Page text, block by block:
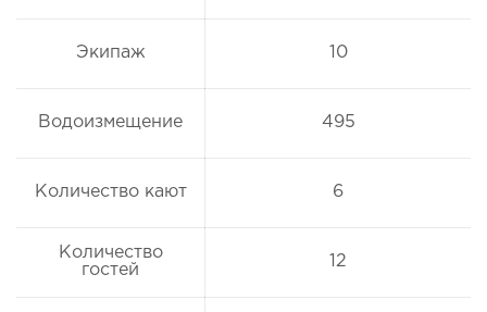
Экипаж 10
Водоизмещение 495
Количество кают 6
Количество
гостей
12